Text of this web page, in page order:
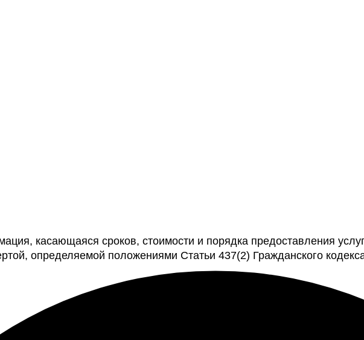
касающаяся сроков, стоимости и порядка предоставления
определяемой положениями Статьи 437(2) Гражданского